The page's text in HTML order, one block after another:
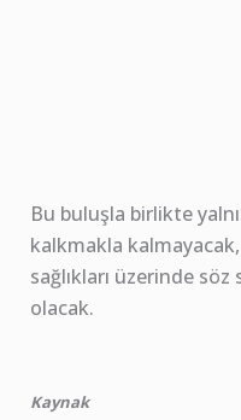
Bu buluşla birlikte
kalkmakla
sağlıkları üzerinde
olacak.
Kaynak